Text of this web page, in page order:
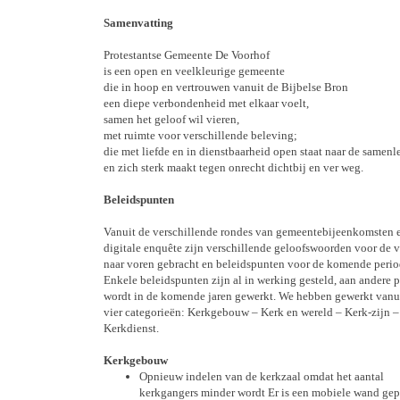
Samenvatting
Protestantse Gemeente De Voorhof
is een open en veelkleurige gemeente
die in hoop en vertrouwen vanuit de Bijbelse Bron
een diepe verbondenheid met elkaar voelt,
samen het geloof wil vieren,
met ruimte voor verschillende beleving;
die met liefde en in dienstbaarheid open staat naar de
en zich sterk maakt tegen onrecht dichtbij en ver weg.
Beleidspunten
Vanuit de verschillende rondes van gemeentebijeenkomsten
digitale enquête zijn verschillende geloofswoorden voor de
naar voren gebracht en beleidspunten voor de komende
Enkele beleidspunten zijn al in werking gesteld, aan andere
wordt in de komende jaren gewerkt. We hebben gewerkt
vier categorieën: Kerkgebouw – Kerk en wereld – Kerk-zijn –
Kerkdienst.
Kerkgebouw
Opnieuw indelen van de kerkzaal omdat het aantal
kerkgangers minder wordt Er is een mobiele wand